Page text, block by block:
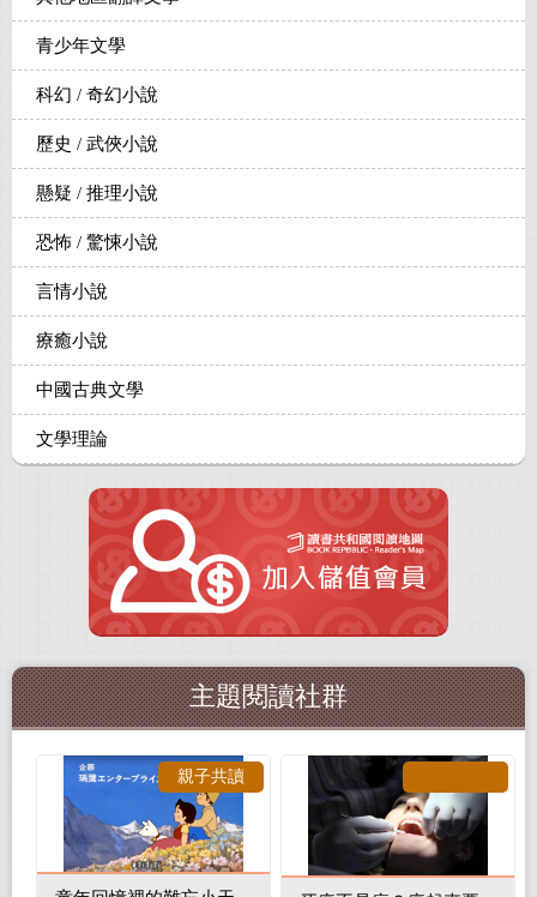
青少年文學
科幻 / 奇幻小說
歷史 / 武俠小說
懸疑 / 推理小說
恐怖 / 驚悚小說
言情小說
療癒小說
中國古典文學
文學理論
主題閱讀社群
親子共讀